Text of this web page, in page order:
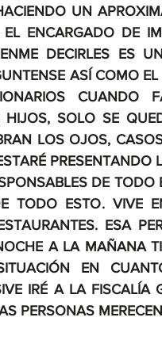
UN
ENCARGADO DE
DECIRLES ES
ASÍ COMO
CUANDO
SOLO SE
LOS OJOS,
PRESENTANDO
DE
ESTO. VIVE
ESA
A LA MAÑANA
EN
IRÉ A LA FISCALÍA
PERSONAS